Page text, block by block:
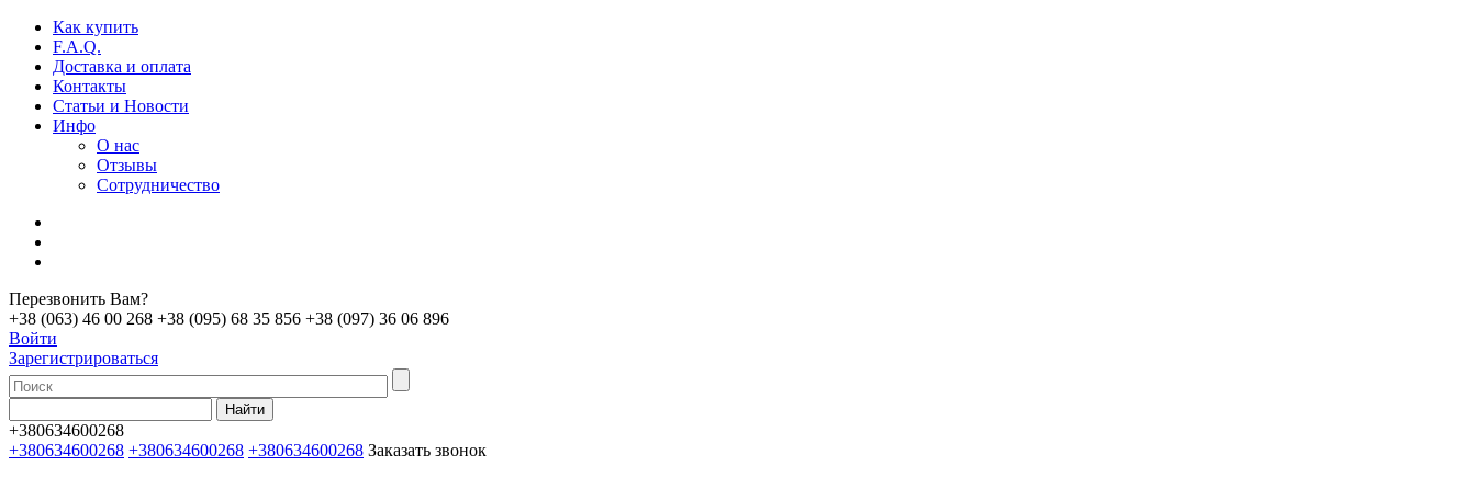
Как купить
F.A.Q.
Доставка и оплата
Контакты
Статьи и Новости
Инфо
О нас
Отзывы
Сотрудничество
Перезвонить Вам?
+38 (063) 46 00 268 +38 (095) 68 35 856 +38 (097) 36 06 896
Войти
Зарегистрироваться
+380634600268
+380634600268 +380634600268 +380634600268 Заказать звонок